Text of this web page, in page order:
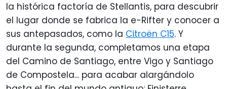
la histórica factoría de Stellantis, para descubrir
el lugar donde se fabrica la e-Rifter y conocer a
sus antepasados, como la Citroën C15. Y
durante la segunda, completamos una etapa
del Camino de Santiago, entre Vigo y Santiago
de Compostela... para acabar alargándolo